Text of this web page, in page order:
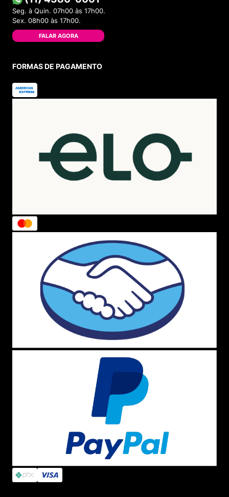
Seg. à Quin. 07h00 às 17h00.
Sex. 08h00 às 17h00.
FALAR AGORA
FORMAS DE PAGAMENTO